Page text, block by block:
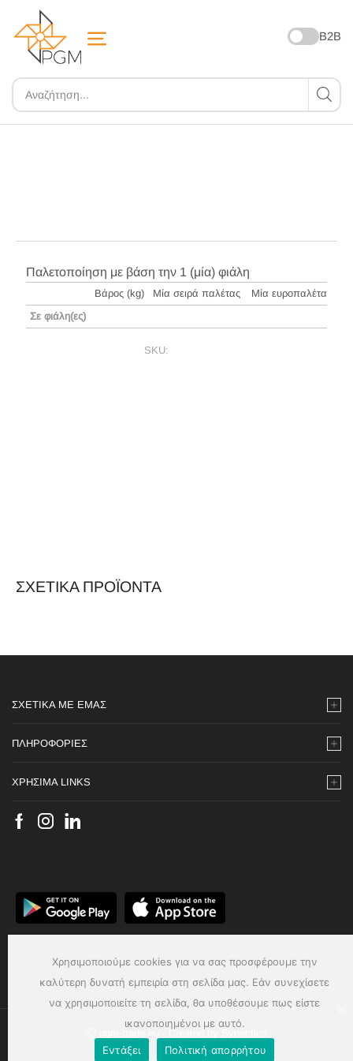
Χρησιμοποιούμε cookies για να σας προσφέρουμε την
καλύτερη δυνατή εμπειρία στη σελίδα μας. Εάν συνεχίσετε
να χρησιμοποιείτε τη σελίδα, θα υποθέσουμε πως είστε
ικανοποιημένοι με αυτό.
Εντάξει Πολιτική απορρήτου
B2B
Παλετοποίηση με βάση την 1 (μία) φιάλη
Βάρος (kg) Μία σειρά παλέτας
Μία ευροπαλέτα
Σε φιάλη(ες)
SKU:
ΣΧΕΤΙΚΆ ΠΡΟΪΌΝΤΑ
ΣΧΕΤΙΚΆ ΜΕ ΕΜΆΣ
ΠΛΗΡΟΦΟΡΙΕΣ
ΧΡΗΣΙΜΑ LINKS
Ⓒ pgm-trade.eu - Created by